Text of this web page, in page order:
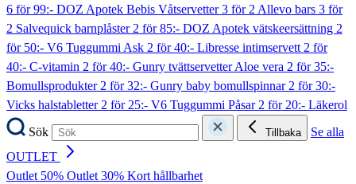
6 för 99:- DOZ Apotek Bebis Våtservetter3 för 2 Allevo bars 3 för
2 Salvequick barnplåster2 för 85:- DOZ Apotek vätskeersättning 2
för 50:- V6 Tuggummi Ask 2 för 40:- Libresse intimservett2 för
40:- C-vitamin 2 för 40:- Gunry tvättservetter Aloe vera 2 för 35:-
Bomullsprodukter2 för 32:- Gunry baby bomullspinnar2 för 30:-
Vicks halstabletter2 för 25:- V6 Tuggummi Påsar2 för 20:- Läkerol
Sök
Tillbaka
Se alla
OUTLET
Outlet 50% Outlet 30% Kort hållbarhet